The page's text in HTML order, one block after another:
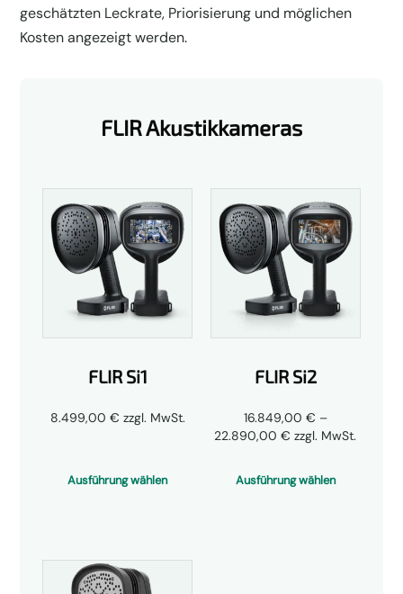
geschätzten Leckrate, Priorisierung und möglichen
Kosten angezeigt werden.
FLIR Akustikkameras
FLIR Si1
8.499,00 € zzgl. MwSt.
Ausführung wählen
FLIR Si2
16.849,00 € –
22.890,00€ Preisspanne:
22.890,00 €
zzgl. MwSt.
Ausführung wählen